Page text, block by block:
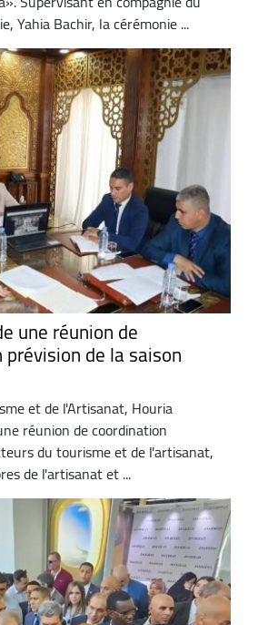
Yahia Bachir, la cérémonie ...
une réunion de
de la saison
et de l'Artisanat, Houria
réunion de coordination
du tourisme et de l'artisanat,
de l'artisanat et ...